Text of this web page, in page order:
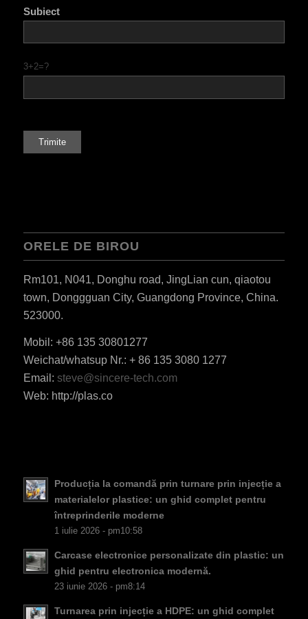
Subiect
3+2=?
ORELE DE BIROU
Rm101, N041, Donghu road, JingLian cun, qiaotou
town, Donggguan City, Guangdong Province, China.
523000.
Mobil: +86 135 30801277
Weichat/whatsup Nr.: + 86 135 3080 1277
Email: steve@sincere-tech.com
Web: http://plas.co
Producția la comandă prin turnare prin injecție a
materialelor plastice: un ghid complet pentru
întreprinderile moderne
1 iulie 2026 - pm10:58
Carcase electronice personalizate din plastic: un
ghid pentru electronica modernă.
23 iunie 2026 - pm8:14
Turnarea prin injecție a HDPE: un ghid complet
JA
KO
PT
CS
DA
HU
ES_MX